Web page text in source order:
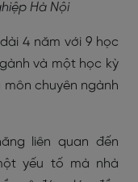
Hà Nội
4 năm với 9 học
và một học kỳ
môn chuyên ngành
liên quan đến
yếu tố mà nhà